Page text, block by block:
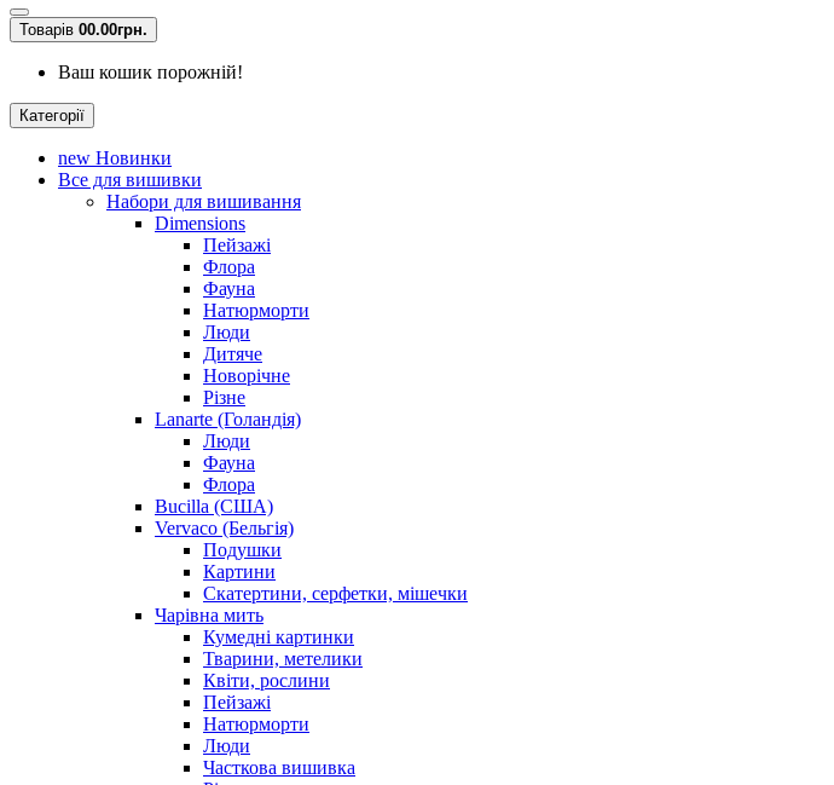
Товарів 00.00грн.
Ваш кошик порожній!
Категорії
new Новинки
Все для вишивки
Набори для вишивання
Dimensions
Пейзажі
Флора
Фауна
Натюрморти
Люди
Дитяче
Новорічне
Різне
Lanarte (Голандія)
Люди
Фауна
Флора
Bucilla (США)
Vervaco (Бельгія)
Подушки
Картини
Скатертини, серфетки, мішечки
Чарiвна мить
Кумедні картинки
Тварини, метелики
Квіти, рослини
Пейзажі
Натюрморти
Люди
Часткова вишивка